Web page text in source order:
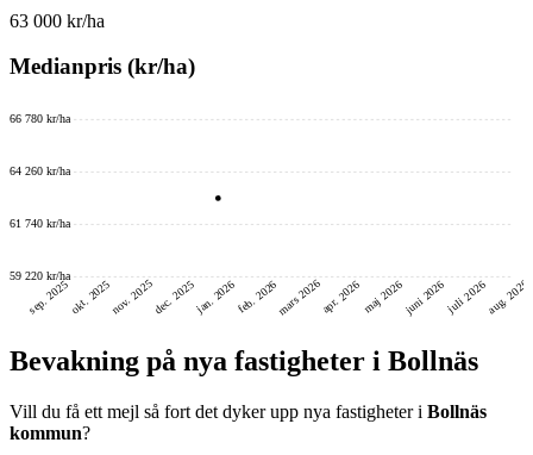
63 000 kr/ha
Medianpris (kr/ha)
59 220 kr/ha
61 740 kr/ha
64 260 kr/ha
66 780 kr/ha
sep. 2025okt. 2025nov. 2025dec. 2025jan. 2026feb. 2026mars 2026apr. 2026maj 2026juni 2026juli 2026aug. 2026
Bevakning på nya fastigheter i Bollnäs
Vill du få ett mejl så fort det dyker upp nya fastigheter i Bollnäs
kommun?